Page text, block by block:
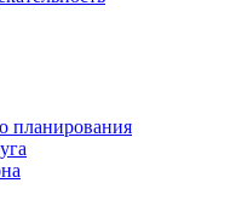
планирования